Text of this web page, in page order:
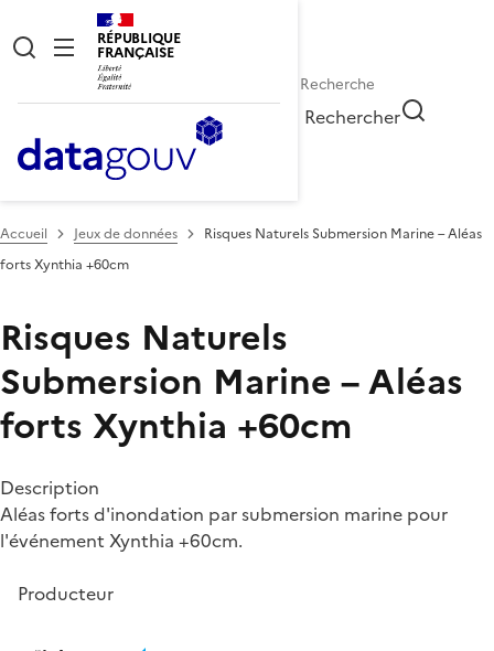
RÉPUBLIQUE
FRANÇAISE
Rechercher
Accueil Jeux de données
Risques Naturels Submersion Marine – Aléas
forts Xynthia +60cm
Risques Naturels
Submersion Marine – Aléas
forts Xynthia +60cm
Description
Aléas forts d'inondation par submersion marine pour
l'événement Xynthia +60cm.
Producteur